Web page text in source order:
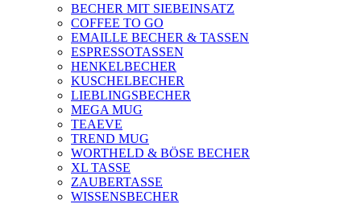
BECHER MIT SIEBEINSATZ
COFFEE TO GO
EMAILLE BECHER & TASSEN
ESPRESSOTASSEN
HENKELBECHER
KUSCHELBECHER
LIEBLINGSBECHER
MEGA MUG
TEAEVE
TREND MUG
WORTHELD & BÖSE BECHER
XL TASSE
ZAUBERTASSE
WISSENSBECHER